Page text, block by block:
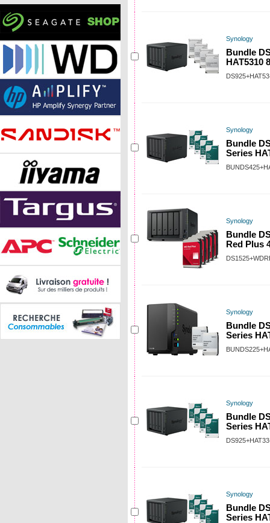
Synology
Bundle
HAT5310
Synology
Bundle
Series
Synology
Bundle
Red Plus
Synology
Bundle
Series
Synology
Bundle
Series
Synology
Bundle
Series